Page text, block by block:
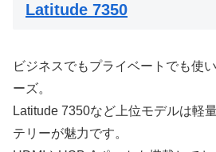
Latitude 7350
ビジネスでもプライベートでも使
ーズ。
Latitude 7350など上位モデルは軽
テリーが魅力です。